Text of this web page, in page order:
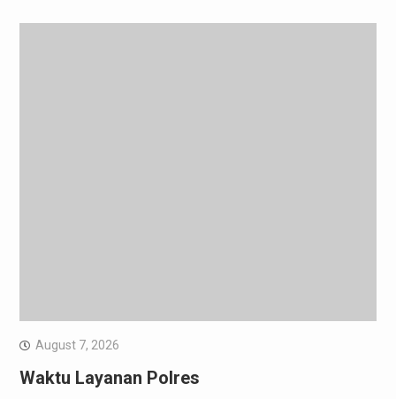
August 7, 2026
Waktu Layanan Polres